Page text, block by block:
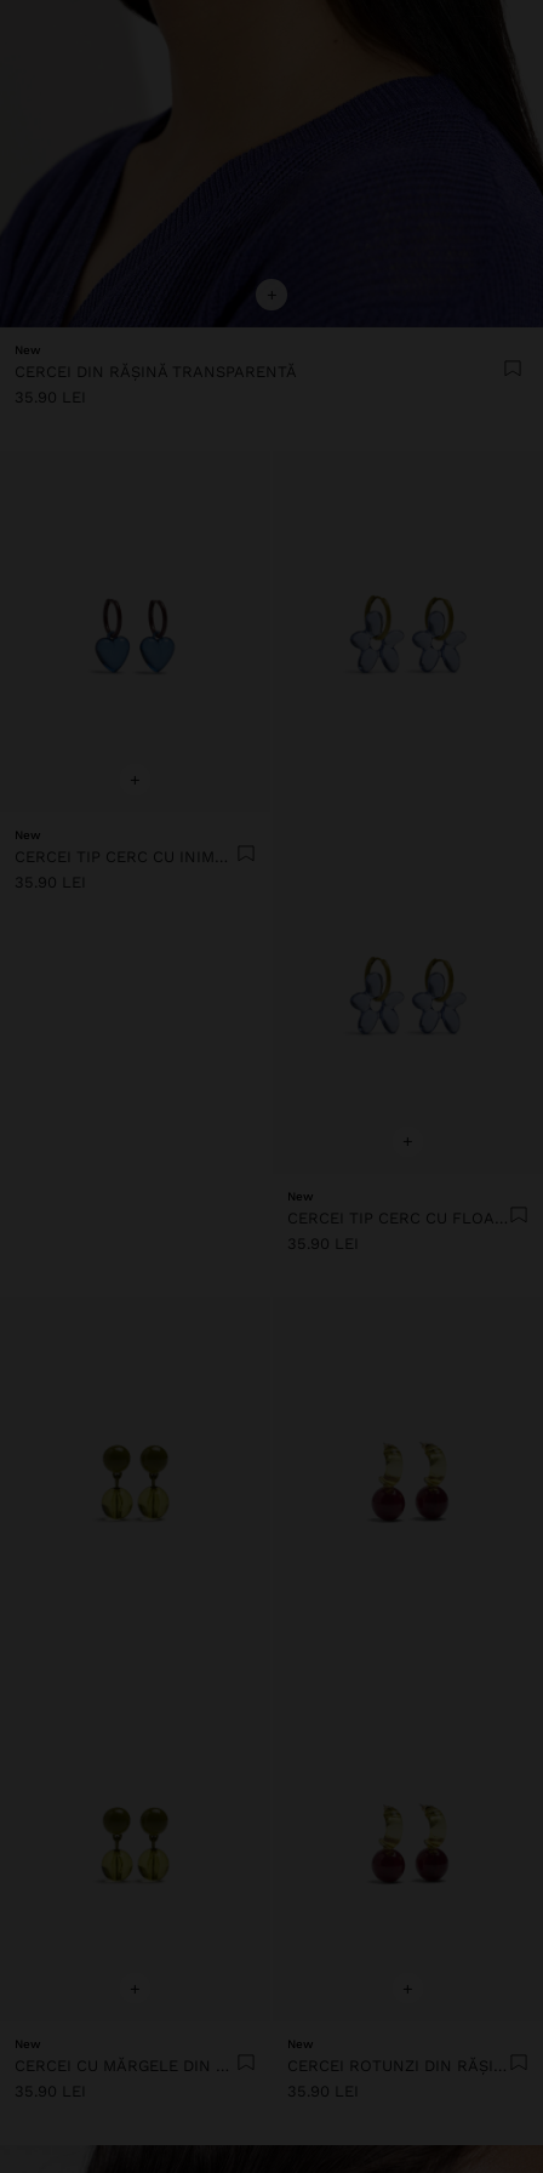
+
New
CERCEI DIN RĂȘINĂ TRANSPARENTĂ
35.90 LEI
+
New
CERCEI TIP CERC CU INIMĂ DIN RĂȘINĂ TRANSPARENTĂ
35.90 LEI
+
New
CERCEI TIP CERC CU FLOARE DIN RĂȘINĂ TRANSPARENTĂ
35.90 LEI
+
New
35.90 LEI
+
New
35.90 LEI